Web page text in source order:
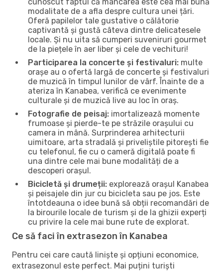
modalitate de a afla despre cultura unei țări.
Oferă papilelor tale gustative o călătorie
captivantă și gustă câteva dintre delicatesele
locale. Și nu uita să cumperi suveniruri gourmet
de la piețele în aer liber și cele de vechituri!
Participarea la concerte și festivaluri: multe
orașe au o ofertă largă de concerte și festivaluri
de muzică în timpul lunilor de vârf. Înainte de a
ateriza în Kanabea, verifică ce evenimente
culturale și de muzică live au loc în oraș.
Fotografie de peisaj: imortalizează momente
frumoase și pierde-te pe străzile orașului cu
camera in mână. Surprinderea arhitecturii
uimitoare, arta stradală și priveliștile pitorești fie
cu telefonul, fie cu o cameră digitală poate fi
una dintre cele mai bune modalități de a
descoperi orașul.
Bicicletă și drumeții: explorează orașul Kanabea
și peisajele din jur cu bicicleta sau pe jos. Este
întotdeauna o idee bună să obții recomandări de
la birourile locale de turism și de la ghizii experți
cu privire la cele mai bune rute de explorat.
Ce să faci în extrasezon în Kanabea
Pentru cei care caută liniște și opțiuni economice,
extrasezonul este perfect. Mai puțini turiști